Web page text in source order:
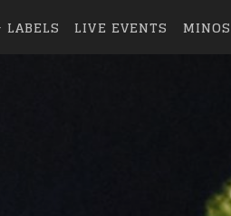
LIVE EVENTS